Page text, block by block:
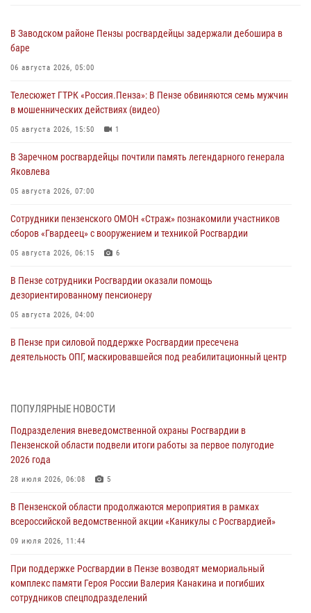
В Заводском районе Пензы росгвардейцы задержали дебошира в
баре
06 августа 2026, 05:00
Телесюжет ГТРК «Россия.Пенза»: В Пензе обвиняются семь мужчин
в мошеннических действиях (видео)
05 августа 2026, 15:50 1
В Заречном росгвардейцы почтили память легендарного генерала
Яковлева
05 августа 2026, 07:00
Сотрудники пензенского ОМОН «Страж» познакомили участников
сборов «Гвардеец» с вооружением и техникой Росгвардии
05 августа 2026, 06:15 6
В Пензе сотрудники Росгвардии оказали помощь
дезориентированному пенсионеру
05 августа 2026, 04:00
В Пензе при силовой поддержке Росгвардии пресечена
деятельность ОПГ, маскировавшейся под реабилитационный центр
работы за первое полугодие 2026 года
Росгвардия обеспечила безопасность праздничных мероприятий в
1
В Пензе сотрудники Росгвардии задержали мужчину, который
дома
03 августа 2026, 05:59
ПОПУЛЯРНЫЕ НОВОСТИ
Подразделения вневедомственной охраны Росгвардии в
Пензенской области подвели итоги работы за первое полугодие
2026 года
28 июля 2026, 06:08 5
В Пензенской области продолжаются мероприятия в рамках
всероссийской ведомственной акции «Каникулы с Росгвардией»
09 июля 2026, 11:44
При поддержке Росгвардии в Пензе возводят мемориальный
комплекс памяти Героя России Валерия Канакина и погибших
сотрудников спецподразделений